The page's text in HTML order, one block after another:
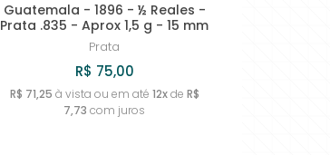
Guatemala - 1896 - ½ Reales -
Prata .835 - Aprox 1,5 g - 15 mm
Prata
R$ 75,00
R$ 71,25 à vista ou em até 12xde R$
7,73 com juros